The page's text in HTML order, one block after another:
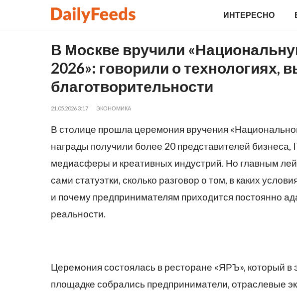
ИНТЕРЕСНО
В Москве вручили
2026»: говорили о технологиях,
благотворительности
21.05.2026 3:17 ЭКОНОМИКА
В столице прошла церемония вручения
награды получили более 20 представителей
медиасферы и креативных индустрий. Но главным
сами статуэтки, сколько разговор о том, в каких
и почему предпринимателям приходится постоянно
реальности.
Церемония состоялась в ресторане «ЯРЪ», который в
площадке собрались предприниматели, отраслевые